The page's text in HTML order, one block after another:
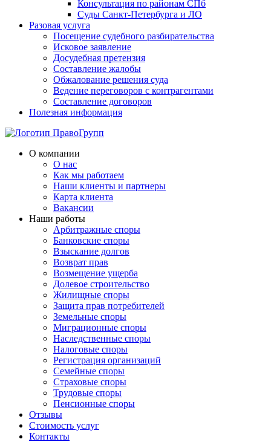
Консультация по районам СПб
Суды Санкт-Петербурга и ЛО
Разовая услуга
Посещение судебного разбирательства
Исковое заявление
Досудебная претензия
Составление жалобы
Обжалование решения суда
Ведение переговоров с контрагентами
Составление договоров
Полезная информация
О компании
О нас
Как мы работаем
Наши клиенты и партнеры
Карта клиента
Вакансии
Наши работы
Арбитражные споры
Банковские споры
Взыскание долгов
Возврат прав
Возмещение ущерба
Долевое строительство
Жилищные споры
Защита прав потребителей
Земельные споры
Миграционные споры
Наследственные споры
Налоговые споры
Регистрация организаций
Семейные споры
Страховые споры
Трудовые споры
Пенсионные споры
Отзывы
Стоимость услуг
Контакты